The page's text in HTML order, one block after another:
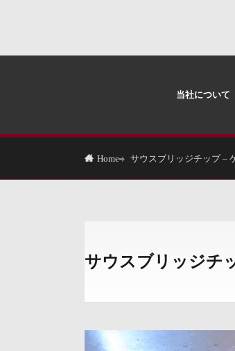
当社について
Home サウスブリッジチップ –
サウスブリッジチ